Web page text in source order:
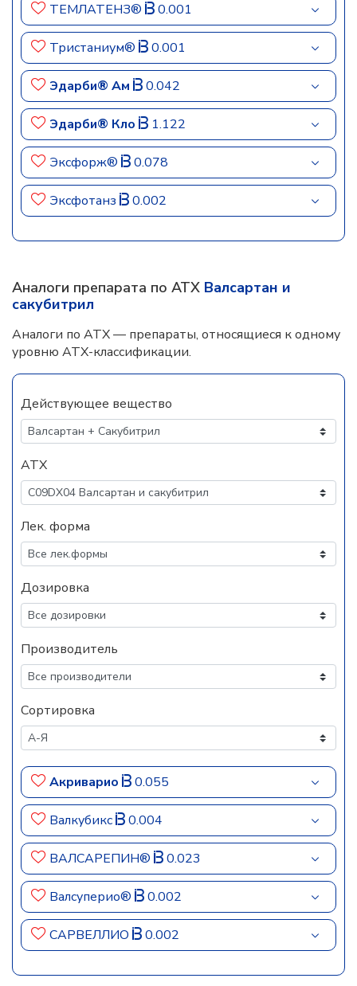
ТЕМЛАТЕНЗ® 0.001
Тристаниум® 0.001
Эдарби® Ам 0.042
Эдарби® Кло 1.122
Эксфорж® 0.078
Эксфотанз 0.002
Аналоги препарата по АТХ Валсартан и
сакубитрил
Аналоги по АТХ — препараты, относящиеся к одному
уровню АТХ-классификации.
Действующее вещество
АТХ
Лек. форма
Дозировка
Производитель
Сортировка
Акриварио 0.055
Валкубикс 0.004
ВАЛСАРЕПИН® 0.023
Валсуперио® 0.002
САРВЕЛЛИО 0.002